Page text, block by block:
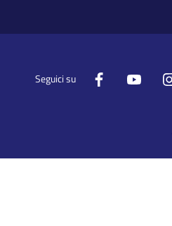
Seguici su